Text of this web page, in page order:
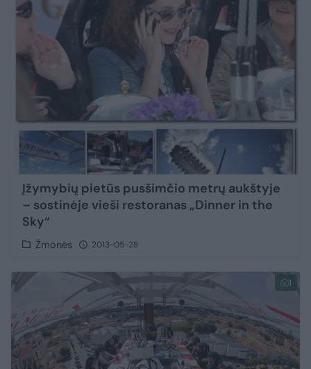
Įžymybių pietūs pusšimčio metrų aukštyje
– sostinėje vieši restoranas „Dinner in the
Sky“
Žmonės 2013-05-28
1